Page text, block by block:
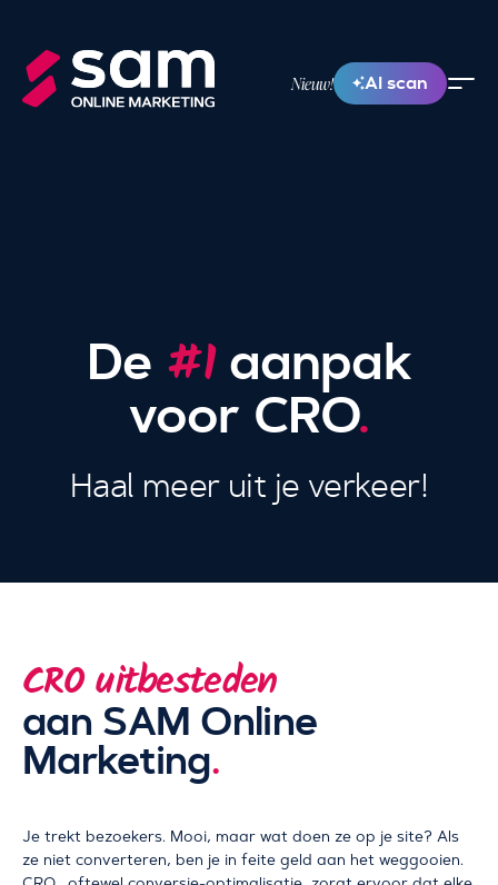
Nieuw! AI scan
De #1aanpak
voor CRO.
Haal meer uit je verkeer!
CRO uitbesteden
aan SAM Online
Marketing.
Je trekt bezoekers. Mooi, maar wat doen ze op je site? Als
ze niet converteren, ben je in feite geld aan het weggooien.